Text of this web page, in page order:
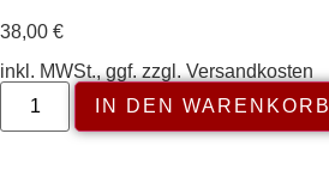
38,00 €
inkl. MWSt., ggf. zzgl. Versandkosten
IN DEN WARENKORB